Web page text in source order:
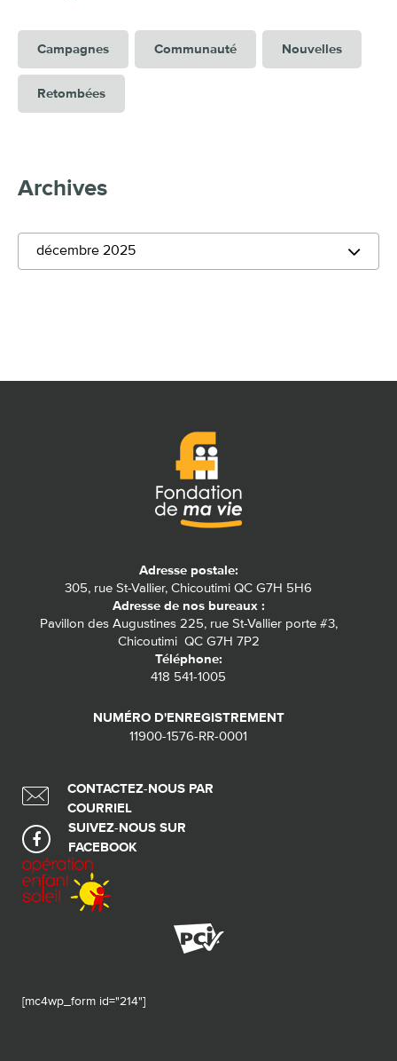
Campagnes Communauté Nouvelles
Retombées
Archives
décembre 2025
Adresse postale:
305, rue St-Vallier, Chicoutimi QC G7H 5H6
Adresse de nos bureaux :
Pavillon des Augustines 225, rue St-Vallier porte #3,
Chicoutimi QC G7H 7P2
Téléphone:
418 541-1005
NUMÉRO D'ENREGISTREMENT
11900-1576-RR-0001
CONTACTEZ-NOUS PAR
COURRIEL
SUIVEZ-NOUS SUR
FACEBOOK
[mc4wp_form id="214"]